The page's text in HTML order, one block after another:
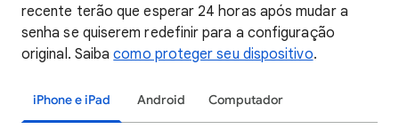
recente terão que esperar 24 horas após mudar a
senha se quiseremredefinir para a configuração
original. Saibacomo proteger seu dispositivo.
iPhone e iPad Android Computador